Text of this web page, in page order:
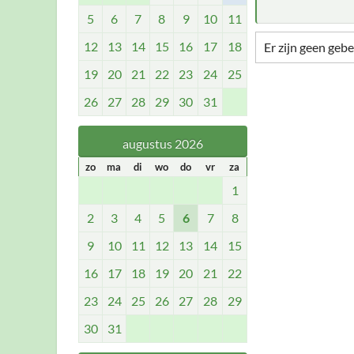
5
6 7 8 9 10
11
12
13 14 15 16 17
18
19
20 21 22 23 24
25
26
27 28 29 30 31
augustus 2026
zo ma di wo do vr za
1
2
3 4 5 6 7
8
9
10 11 12 13 14
15
16
17 18 19 20 21
22
23
24 25 26 27 28
29
30
31
Er zijn geen